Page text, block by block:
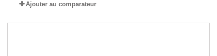
Ajouter au comparateur